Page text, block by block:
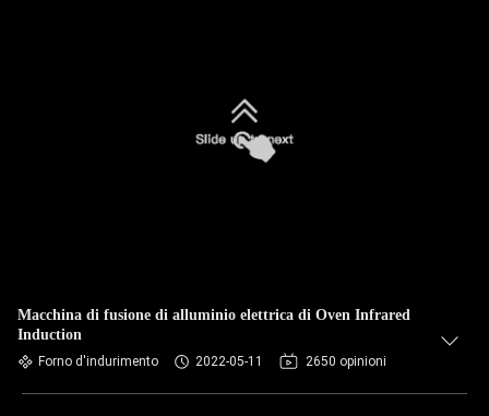
Macchina di fusione di alluminio elettrica di Oven Infrared
Induction
Forno d'indurimento 2022-05-11 2650 opinioni